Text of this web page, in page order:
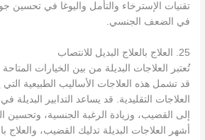
تقنيات الإسترخاء والتأمل واليوغا في تحسين
في الضعف الجنسي.
25. العلاج بالعلاج البديل للانتصاب
تُعتبر العلاجات البديلة من بين الخيارات
قد تشمل هذه العلاجات الأساليب الطبيعية
العلاجات التقليدية. قد يساعد التدابير
إلى القضيب، وزيادة الرغبة الجنسية، وتحسين
أشهر العلاجات البديلة تدليك القضيب، والعلاج